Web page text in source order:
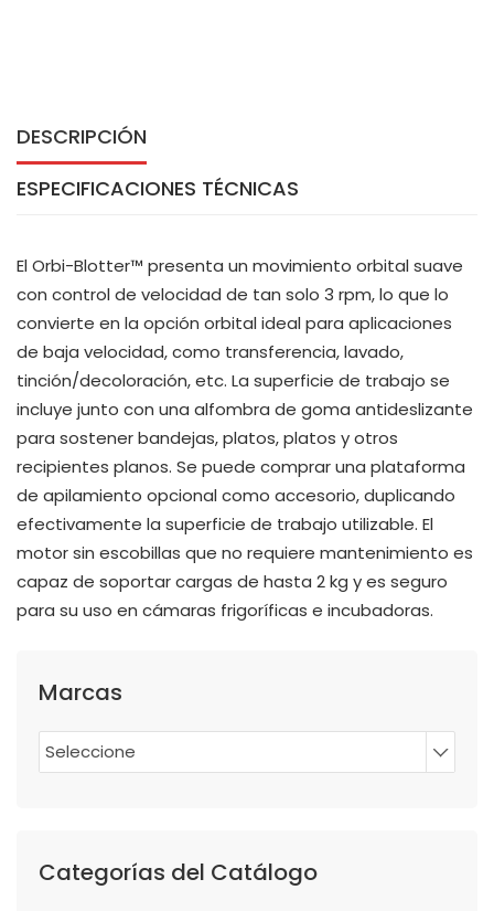
DESCRIPCIÓN
ESPECIFICACIONES TÉCNICAS
El Orbi-Blotter™ presenta un movimiento orbital suave
con control de velocidad de tan solo 3 rpm, lo que lo
convierte en la opción orbital ideal para aplicaciones
de baja velocidad, como transferencia, lavado,
tinción/decoloración, etc. La superficie de trabajo se
incluye junto con una alfombra de goma antideslizante
para sostener bandejas, platos, platos y otros
recipientes planos. Se puede comprar una plataforma
de apilamiento opcional como accesorio, duplicando
efectivamente la superficie de trabajo utilizable. El
motor sin escobillas que no requiere mantenimiento es
capaz de soportar cargas de hasta 2 kg y es seguro
para su uso en cámaras frigoríficas e incubadoras.
Marcas
Seleccione
Categorías del Catálogo